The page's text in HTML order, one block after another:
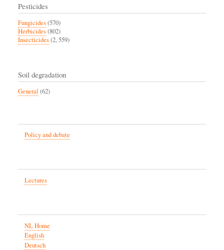
Pesticides
Fungicides(570)
Herbicides(802)
Insecticides(2, 559)
Soil degradation
General (62)
Policy and debate
Lectures
NL Home
English
Deutsch